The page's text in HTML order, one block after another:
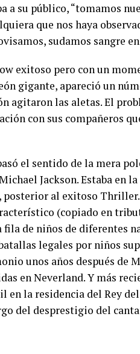
a su público, “tomamos
que nos haya
sudamos sangre
exitoso pero con un
gigante, apareció un
agitaron las aletas. El
con sus compañeros
el sentido de la mera
Jackson. Estaba en
posterior al exitoso
(copiado en
de niños de diferentes
legales por niños
unos años después de
en Neverland. Y más
la residencia del Rey del
del desprestigio del